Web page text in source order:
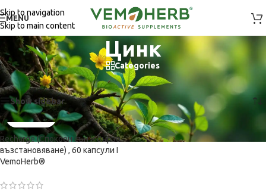
Skip to navigation
Skip to main content
MENU
Цинк
Categories
Начало/СЪСТАВКИ/Цинк Показване на единствения резултат
Show sidebar
Recharge (Спокоен сън и бързо
възстановяване) , 60 капсули I
VemoHerb®